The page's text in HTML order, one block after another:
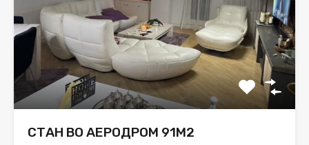
СТАН ВО АЕРОДРОМ 91М2